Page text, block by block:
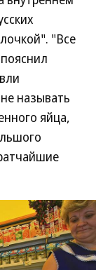
"Все
называть
яйца,